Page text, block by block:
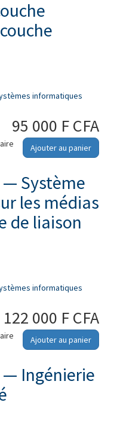
informatiques
95 000 F CFA
Ajouter au panier
routiers — Système de
médias — Partie 5: Plan
de la couche transport
Système
les médias
de liaison
informatiques
122 000 F CFA
Ajouter au panier
routiers — Système de
les médias — Partie 6:
de données
— Ingénierie